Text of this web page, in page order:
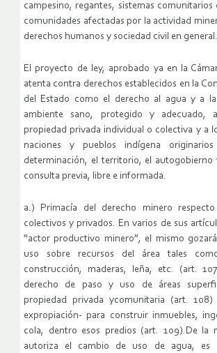
campesino, regantes, sistemas comunitarios
comunidades afectadas por la actividad
derechos humanos y sociedad civil en general.
El proyecto de ley, aprobado ya en la
atenta contra derechos establecidos en la
del Estado como el derecho al agua y a
ambiente sano, protegido y adecuado,
propiedad privada individual o colectiva y a
naciones y pueblos indígena
determinación, el territorio, el autogobierno
consulta previa, libre e informada.
a.) Primacía del derecho minero
colectivos y privados. En varios de sus
“actor productivo minero”, el mismo
uso sobre recursos del área tales
construcción, maderas, leña, etc. (art.
derecho de paso y uso de áreas
propiedad privada ycomunitaria (art.
expropiación- para construir inmuebles,
cola, dentro esos predios (art. 109).De la
autoriza el cambio de uso de agua, es